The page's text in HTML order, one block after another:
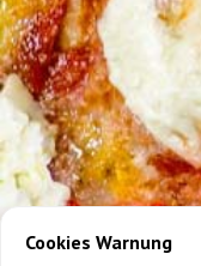
Cookies Warnung